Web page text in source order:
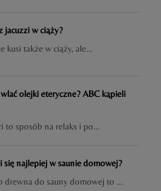
jacuzzi w ciąży?
kusi także w ciąży, ale...
olejki eteryczne? ABC kąpieli
sposób na relaks i po...
się najlepiej w saunie domowej?
do sauny domowej to ...